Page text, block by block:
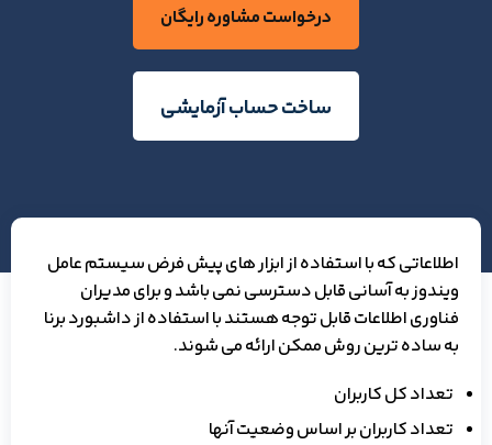
درخواست مشاوره رایگان
ساخت حساب آزمایشی
اطلاعاتی که با استفاده از ابزار های پیش فرض سیستم عامل
ویندوز به آسانی قابل دسترسی نمی باشد و برای مدیران
فناوری اطلاعات قابل توجه هستند با استفاده از داشبورد برنا
به ساده ترین روش ممکن ارائه می شوند.
تعداد کل کاربران
تعداد کاربران بر اساس وضعیت آنها